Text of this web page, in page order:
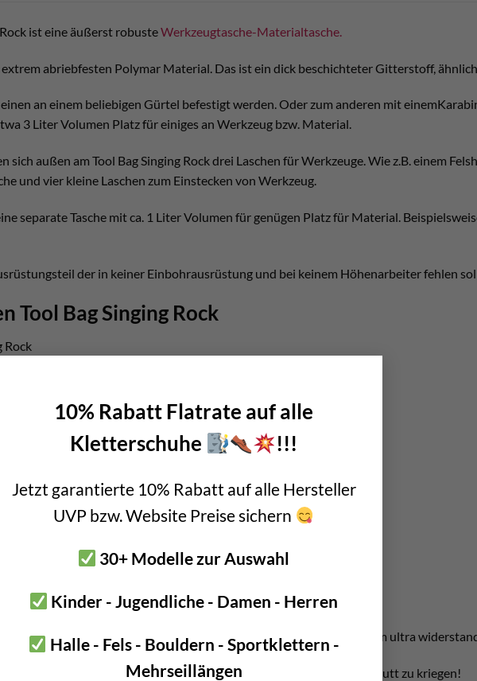
10% Rabatt Flatrate auf alle
Kletterschuhe
!!!
Jetzt garantierte 10% Rabatt auf alle Hersteller
UVP bzw. Website Preise sichern
30+ Modelle zur Auswahl
Kinder - Jugendliche - Damen - Herren
Halle - Fels - Bouldern - Sportklettern -
Mehrseillängen
ist eine äußerst robusteWerkzeugtasche-Materialtasche.
abriebfesten Polymar Material. Das ist ein dick beschichteter Gitterstoff,
einen an einem beliebigen Gürtel befestigt werden. Oder zum anderen mit
3 Liter Volumen Platz für einiges an Werkzeug bzw. Material.
sich außen am Tool Bag Singing Rock drei Laschen für Werkzeuge. Wie z.B. einem
und vier kleine Laschen zum Einstecken von Werkzeug.
separate Tasche mit ca. 1 Liter Volumen für genügen Platz für Material.
der in keiner Einbohrausrüstung und bei keinem Höhenarbeiter fehlen
Tool Bag Singing Rock
Rock
Polymar
außen
Werkzeughalterungen innen
(1 Liter)
die als Trageriemen dient
Klettergurt fixiert werden
ist extrem langlebig. Denn diese Werkzeugtasche besteht aus dem ultra
eine dicke LKW Plane vorstellen. Diese Material ist einfach nicht kaputt zu kriegen!